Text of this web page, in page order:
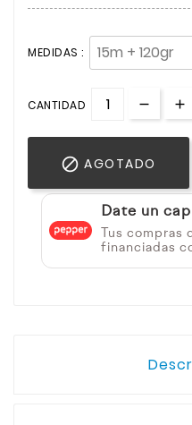
MEDIDAS :
CANTIDAD
 AGOTADO
Date un
Tus
financiadas